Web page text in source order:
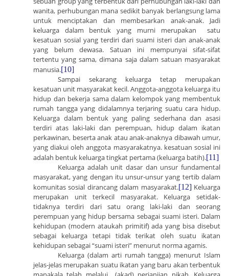
wanita, perhubungan mana sedikit banyak berlangsung lama
untuk menciptakan dan membesarkan anak-anak. Jadi
keluarga dalam bentuk yang murni merupakan satu
kesatuan sosial yang terdiri dari suami isteri dan anak-anak
yang belum dewasa. Satuan ini mempunyai sifat-sifat
tertentu yang sama, dimana saja dalam satuan masyarakat
manusia.[10]
Sampai sekarang keluarga tetap merupakan
kesatuan unit masyarakat kecil. Anggota-anggota keluarga itu
hidup dan bekerja sama dalam kelompok yang membentuk
rumah tangga yang didalamnya terjaring suatu cara hidup.
Keluarga dalam bentuk yang paling sederhana dan asasi
terdiri atas laki-laki dan perempuan, hidup dalam ikatan
perkawinan, beserta anak atau anak-anaknya dibawah umur,
yang diakui oleh anggota masyarakatnya. kesatuan sosial ini
adalah bentuk keluarga tingkat pertama (keluarga batih).[11]
Keluarga adalah unit dasar dan unsur fundamental
masyarakat, yang dengan itu unsur-unsur yang tertib dalam
komunitas sosial dirancang dalam masyarakat.[12]Keluarga
merupakan unit terkecil masyarakat. Keluarga setidak-
tidaknya terdiri dari satu orang laki-laki dan seorang
perempuan yang hidup bersama sebagai suami isteri. Dalam
kehidupan (modern ataukah primitif) ada yang bisa disebut
sebagai keluarga tetapi tidak terikat oleh suatu ikatan
kehidupan sebagai “suami isteri” menurut norma agamis.
Keluarga (dalam arti rumah tangga) menurut Islam
jelas-jelas merupakan suatu ikatan yang baru akan terbentuk